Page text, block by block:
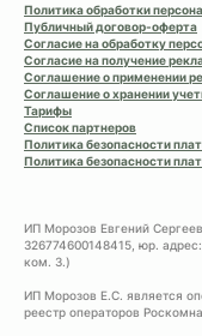
Политика обработки
Публичный договор-оферта
Согласие на обработку
Согласие на получение
Соглашение о применении
Соглашение о хранении
Тарифы
Список партнеров
Политика безопасности
Политика безопасности
ИП Морозов Евгений
326774600148415, юр.
ком. 3.)
ИП Морозов Е.С. является
реестр операторов